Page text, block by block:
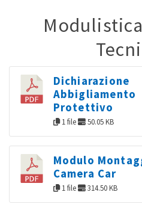
Dichiarazione
Abbigliamento
Protettivo
1 file 50.05 KB
Modulo
Camera Car
1 file 314.50 KB